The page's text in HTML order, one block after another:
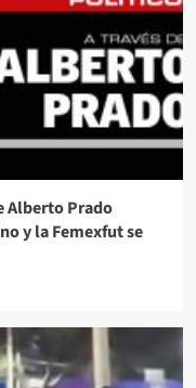
Alberto Prado
y la Femexfut se